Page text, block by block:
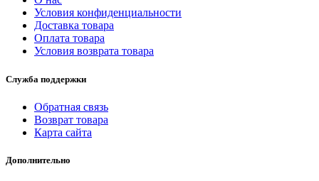
Условия конфиденциальности
Доставка товара
Оплата товара
Условия возврата товара
Служба поддержки
Обратная связь
Возврат товара
Карта сайта
Дополнительно